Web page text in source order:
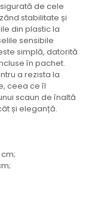
de cele
stabilitate și
din plastic la
sensibile
simplă, datorită
în pachet.
a rezista la
ceea ce îl
scaun de înaltă
și eleganță.